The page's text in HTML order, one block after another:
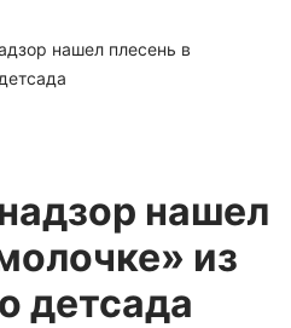
нашел плесень в
нашел
из
детсада